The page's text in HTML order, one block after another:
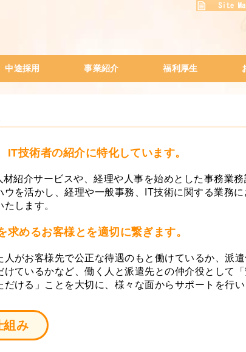
中途採用 事業紹介 福利厚生
ア
プ
IT技術者の紹介に特化しています。
紹介サービスや、経理や人事を始めとした事務業
ウを活かし、経理や一般事務、IT技術に関する業務
します。
求めるお客様とを適切に繋ぎます。
人がお客様先で公正な待遇のもと働けているか、派
けているかなど、働く人と派遣先との仲介役として「
だける」ことを大切に、様々な面からサポートを行い
組み